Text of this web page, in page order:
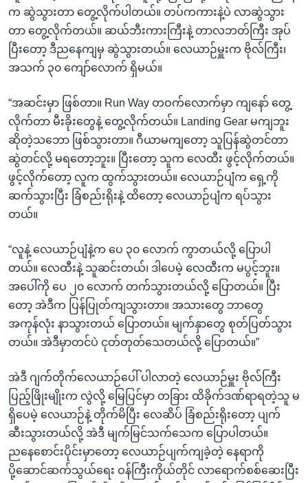
က ဆွဲသွားတာ တွေ့လိုက်ပါတယ်။ တပ်ကကားနဲ့ပဲ လာဆွဲသွား
တာ တွေ့လိုက်တယ်။ ဆယ်ဘီးကားကြီးနဲ့ တာလဘတ်ကြီး အုပ်
ပြီးတော့ ဒီညနေကျမှ ဆွဲသွားတယ်။ လေယာဉ်မှူးက ဗိုလ်ကြီး၊
အသက် ၃၀ ကျော်လောက် ရှိမယ်။
“အဆင်းမှာ ဖြစ်တာ။ Run Way တဝက်လောက်မှာ ကျနော် တွေ့
လိုက်တာ မီးခိုးတွေနဲ့ တွေ့လိုက်တယ်။ Landing Gear မကျဘူး
ဆိုတဲ့သဘော ဖြစ်သွားတာ။ ဂီယာမကျတော့ သူပြန်ဆွဲတင်တာ
ဆွဲတင်လို့ မရတော့ဘူး။ ပြီးတော့ သူက လေထီး ဖွင့်လိုက်တယ်။
ဖွင့်လိုက်တော့ လူက ထွက်သွားတယ်။ လေယာဉ်ပျံက ရှေ့ကို
ဆက်သွားပြီး ခြံစည်းရိုးနဲ့ ထိတော့ လေယာဉ်ပျံက ရပ်သွား
တယ်။
“လူနဲ့ လေယာဉ်ပျံနဲ့က ပေ ၃၀ လောက် ကွာတယ်လို့ ပြောပါ
တယ်။ လေထီးနဲ့ သူဆင်းတယ်၊ ဒါပေမဲ့ လေထီးက မပွင့်ဘူး။
အပေါ်ကို ပေ ၂၀ လောက် တက်သွားတယ်လို့ ပြောတယ်။ ပြီး
တော့ အဲဒီက ပြန်ပြုတ်ကျသွားတာ။ အသားတွေ ဘာတွေ
အကုန်လုံး နာသွားတယ် ပြောတယ်။ မျက်နှာတွေ စုတ်ပြတ်သွား
တယ်။ အဲဒီမှာတင်ပဲ ငုတ်တုတ်သေတယ်လို့ ပြောတယ်။”
အဲဒီ ဂျက်တိုက်လေယာဉ်ပေါ် ပါလာတဲ့ လေယာဉ်မှူး ဗိုလ်ကြီး
ပြည့်ဖြိုးမျိုးက လွဲလို့ မြေပြင်မှာ တခြား ထိခိုက်ဒဏ်ရာရတဲ့သူ မ
ရှိပေမဲ့ လေယာဉ်နဲ့ တိုက်မိပြီး လေဆိပ် ခြံစည်းရိုးတော့ ပျက်
ဆီးသွားတယ်လို့ အဲဒီ မျက်မြင်သက်သေက ပြောပါတယ်။
ညနေစောင်းပိုင်းမှာတော့ လေယာဉ်ပျက်ကျခဲ့တဲ့ နေရာကို
ပို့ဆောင်ဆက်သွယ်ရေး ဝန်ကြီးကိုယ်တိုင် လာရောက်စစ်ဆေးပြီး